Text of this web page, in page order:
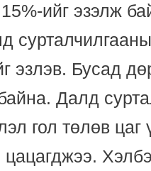
ийг эзэлж
эзлэв. Бусад
Далд
гол төлөв